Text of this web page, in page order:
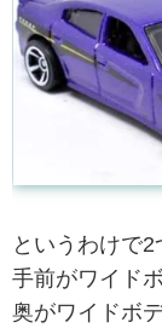
というわけで2
手前がワイド
奥がワイドボ